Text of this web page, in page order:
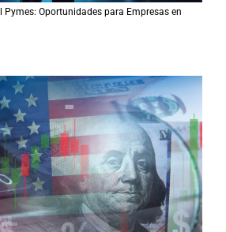
Oportunidades para Empresas en